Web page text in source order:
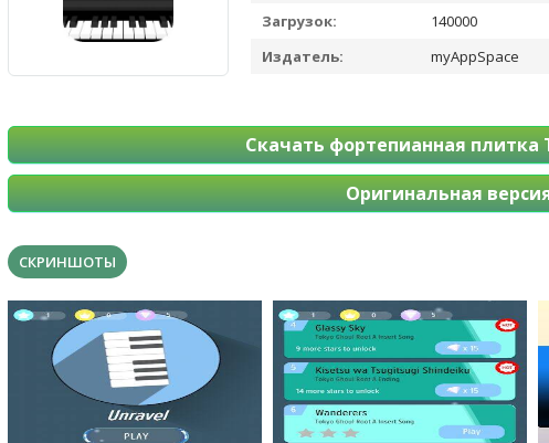
Загрузок:
140000
Издатель:
myAppSpace
Скачать фортепианная плитка
Оригинальная
СКРИНШОТЫ